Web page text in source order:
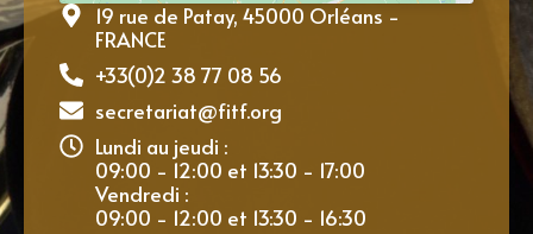
19 rue de Patay, 45000 Orléans -
FRANCE
+33(0)2 38 77 08 56
secretariat@fitf.org
Lundi au jeudi :
09:00 - 12:00 et 13:30 - 17:00
Vendredi :
09:00 - 12:00 et 13:30 - 16:30